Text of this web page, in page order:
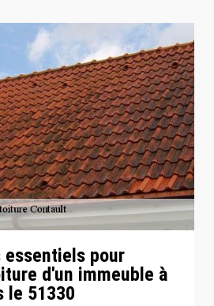
pour
d'un immeuble à
le 51330